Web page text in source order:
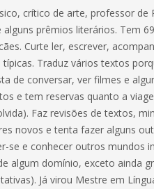
crítico de arte, professor
alguns prêmios literários. Tem
Curte ler, escrever,
típicas. Traduz vários textos
de conversar, ver filmes e
e tem reservas quanto a
Faz revisões de textos,
novos e tenta fazer alguns
se e conhecer outros mundos
algum domínio, exceto ainda
Já virou Mestre em